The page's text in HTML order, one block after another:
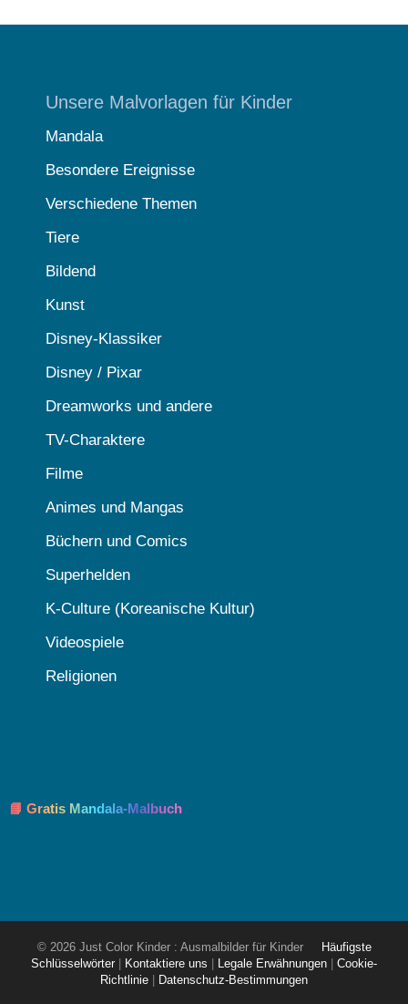
Unsere Malvorlagen für Kinder
Mandala
Besondere Ereignisse
Verschiedene Themen
Tiere
Bildend
Kunst
Disney-Klassiker
Disney / Pixar
Dreamworks und andere
TV-Charaktere
Filme
Animes und Mangas
Büchern und Comics
Superhelden
K-Culture (Koreanische Kultur)
Videospiele
Religionen
📘 Gratis Mandala-Malbuch
© 2026 Just Color Kinder : Ausmalbilder für Kinder
Häufigste
Schlüsselwörter
Kontaktiere uns Legale Erwähnungen
Cookie-
Richtlinie
Datenschutz-Bestimmungen